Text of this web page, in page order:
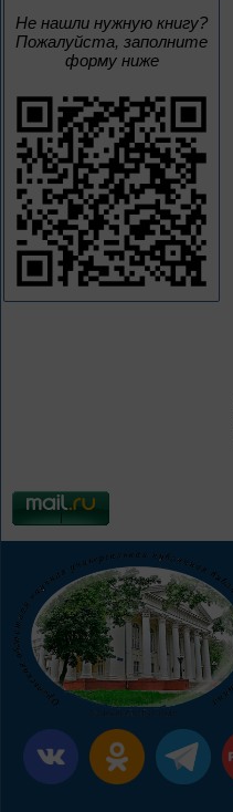
Не нашли нужную книгу?
Пожалуйста, заполните
форму ниже